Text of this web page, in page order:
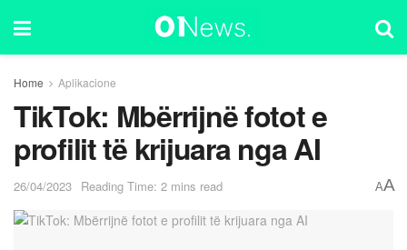
Home Aplikacione
TikTok: Mbërrijnë fotot e
profilit të krijuara nga AI
26/04/2023 Reading Time: 2 mins read AA